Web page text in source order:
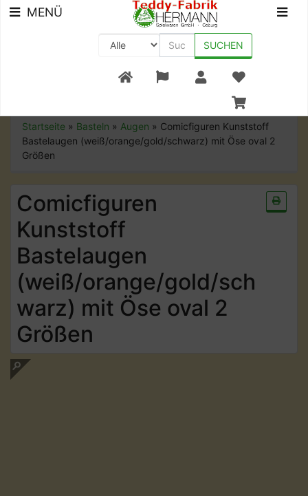
+49 (0) 9561-8590-0
MENÜ
SUCHEN
Startseite » Basteln » Augen » Comicfiguren Kunststoff
Bastelaugen (weiß/orange/gold/schwarz) mit Öse oval 2
Größen
Comicfiguren
Kunststoff
Bastelaugen
(weiß/orange/gold/sch
warz) mit Öse oval 2
Größen